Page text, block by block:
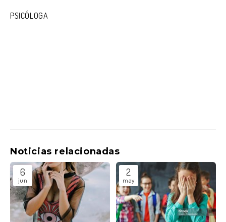
PSICÓLOGA
Noticias relacionadas
6
jun
2
may